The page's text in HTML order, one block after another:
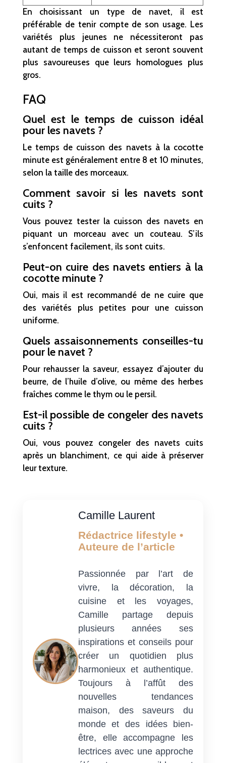
En choisissant un type de navet, il est
préférable de tenir compte de son usage. Les
variétés plus jeunes ne nécessiteront pas
autant de temps de cuisson et seront souvent
plus savoureuses que leurs homologues plus
gros.
FAQ
Quel est le temps de cuisson idéal
pour les navets ?
Le temps de cuisson des navets à la cocotte
minute est généralement entre 8 et 10 minutes,
selon la taille des morceaux.
Comment savoir si les navets sont
cuits ?
Vous pouvez tester la cuisson des navets en
piquant un morceau avec un couteau. S’ils
s’enfoncent facilement, ils sont cuits.
Peut-on cuire des navets entiers à la
cocotte minute ?
Oui, mais il est recommandé de ne cuire que
des variétés plus petites pour une cuisson
uniforme.
Quels assaisonnements conseilles-tu
pour le navet ?
Pour rehausser la saveur, essayez d’ajouter du
beurre, de l’huile d’olive, ou même des herbes
fraîches comme le thym ou le persil.
Est-il possible de congeler des navets
cuits ?
Oui, vous pouvez congeler des navets cuits
après un blanchiment, ce qui aide à préserver
leur texture.
Camille Laurent
Rédactrice lifestyle •
Auteure de l’article
Passionnée par l’art de
vivre, la décoration, la
cuisine et les voyages,
Camille partage depuis
plusieurs années ses
inspirations et conseils pour
créer un quotidien plus
harmonieux et authentique.
Toujours à l’affût des
nouvelles tendances
maison, des saveurs du
monde et des idées bien-
être, elle accompagne les
lectrices avec une approche